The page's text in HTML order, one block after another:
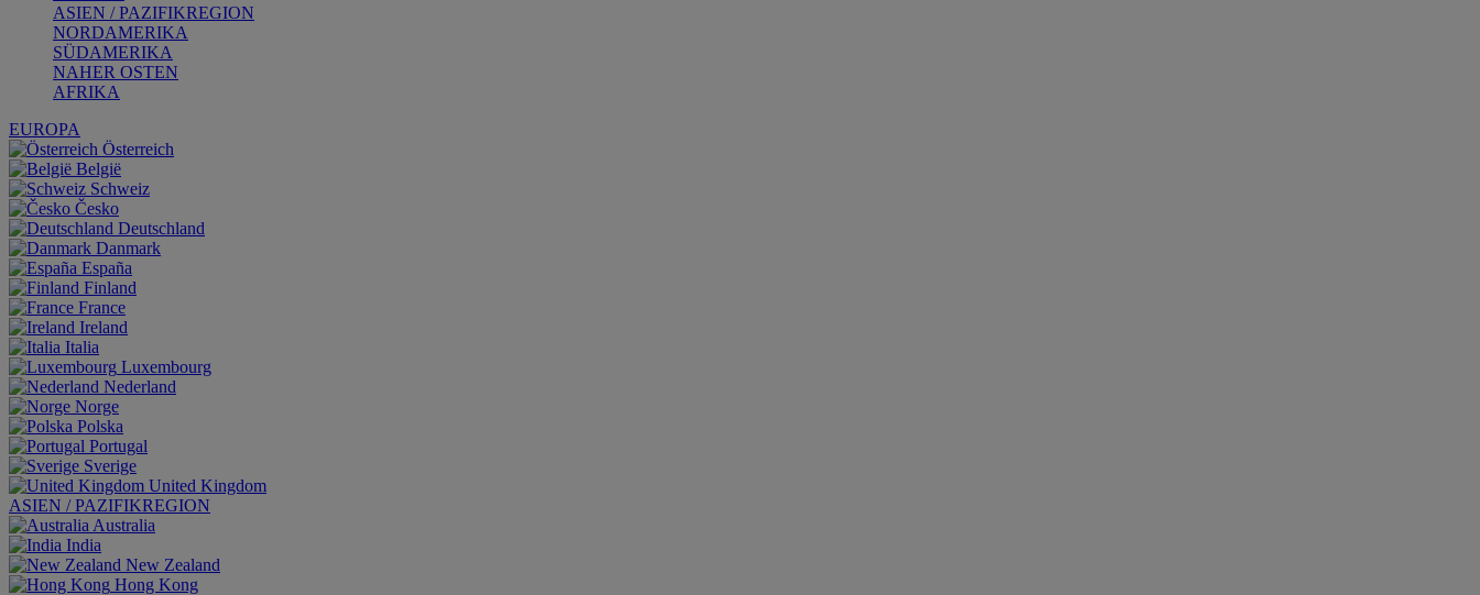
ASIEN / PAZIFIKREGION
NORDAMERIKA
SÜDAMERIKA
NAHER OSTEN
AFRIKA
EUROPA
Österreich
België
Schweiz
Česko
Deutschland
Danmark
España
Finland
France
Ireland
Italia
Luxembourg
Nederland
Norge
Polska
Portugal
Sverige
United Kingdom
ASIEN / PAZIFIKREGION
Australia
India
New Zealand
Hong Kong